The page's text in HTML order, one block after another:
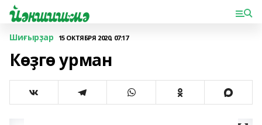
Шиғырҙар 15 ОКТЯБРЯ 2020, 07:17
Көҙгө урман